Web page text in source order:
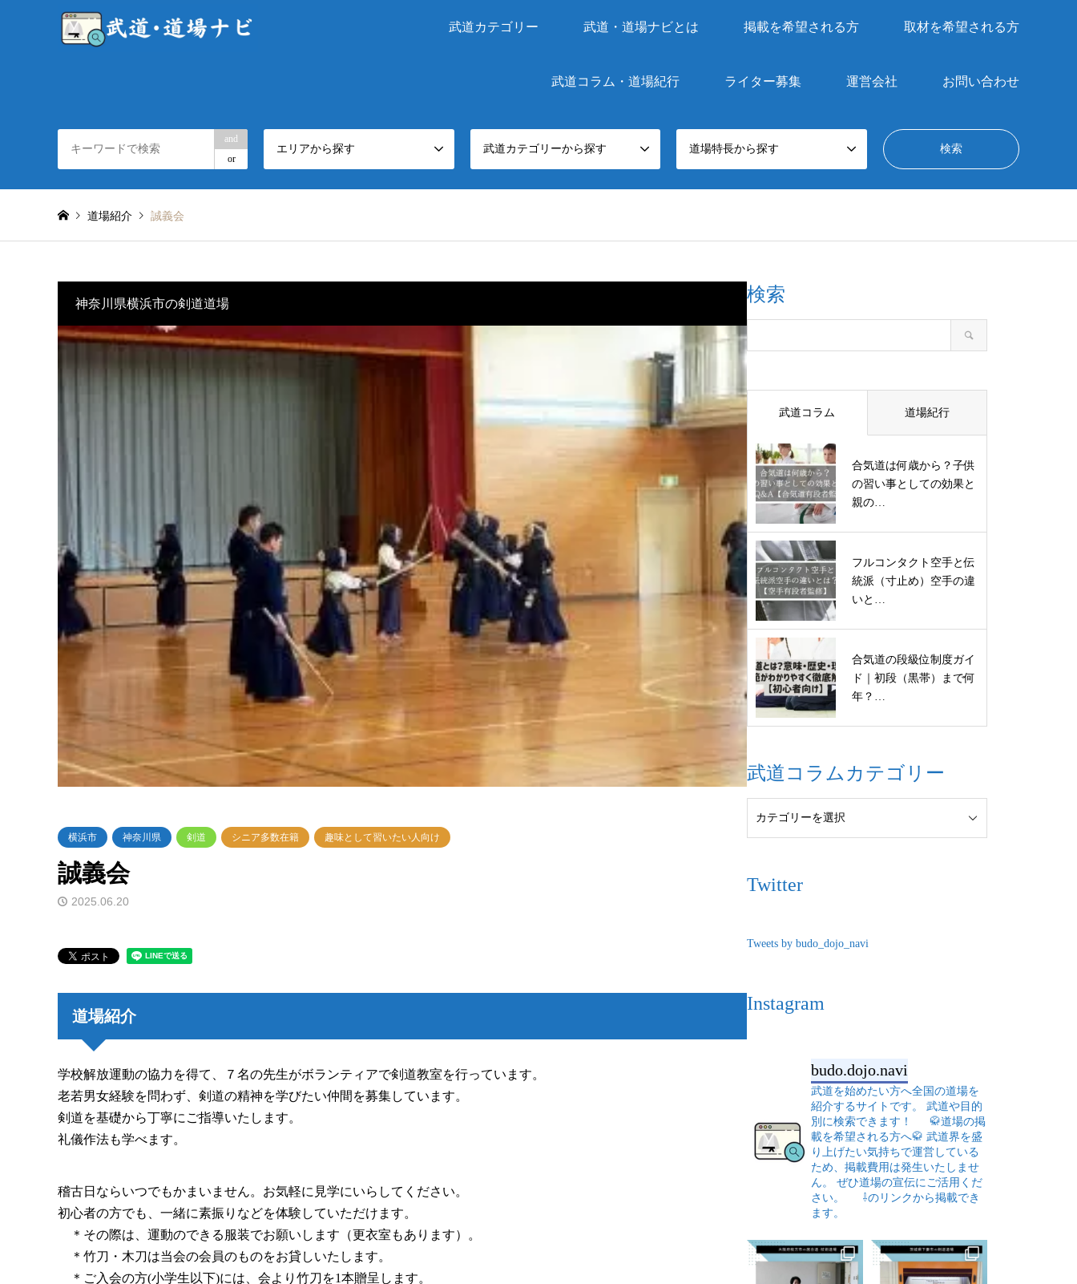
武道カテゴリー 武道・道場ナビとは 掲載を希望される方 取材を希望される方
武道コラム・道場紀行 ライター募集 運営会社 お問い合わせ
and
or
エリアから探す 武道カテゴリーから探す 道場特長から探す
道場紹介 誠義会
神奈川県横浜市の剣道道場
横浜市 神奈川県 剣道 シニア多数在籍 趣味として習いたい人向け
誠義会
2025.06.20
道場紹介
学校解放運動の協力を得て、７名の先生がボランティアで剣道教室を行っています。
老若男女経験を問わず、剣道の精神を学びたい仲間を募集しています。
剣道を基礎から丁寧にご指導いたします。
礼儀作法も学べます。
稽古日ならいつでもかまいません。お気軽に見学にいらしてください。
初心者の方でも、一緒に素振りなどを体験していただけます。
＊その際は、運動のできる服装でお願いします（更衣室もあります）。
＊竹刀・木刀は当会の会員のものをお貸しいたします。
＊ご入会の方(小学生以下)には、会より竹刀を1本贈呈します。
検索
武道コラム 道場紀行
合気道は何歳から？子供
の習い事としての効果と
親の…
フルコンタクト空手と伝
統派（寸止め）空手の違
いと…
合気道の段級位制度ガイ
ド｜初段（黒帯）まで何
年？…
武道コラムカテゴリー
Twitter
Tweets by budo_dojo_navi
Instagram
budo.dojo.navi
武道を始めたい方へ全国の道場を
紹介するサイトです。
武道や目的
別に検索できます！
🥋道場の掲
載を希望される方へ🥋 武道界を盛
り上げたい気持ちで運営している
ため、掲載費用は発生いたしませ
ん。
ぜひ道場の宣伝にご活用くだ
さい。
⇩のリンクから掲載でき
ます。